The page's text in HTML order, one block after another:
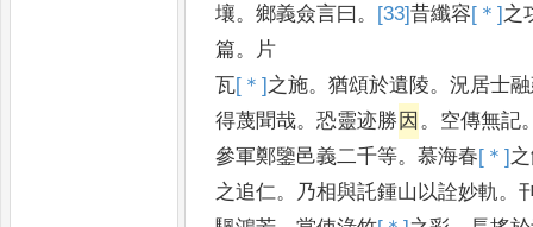
壤。鄉義僉言曰 。 [33]昔纖容[＊] 之
篇。
片
瓦[＊] 之施。猶頌於遺陵。況居士
得蔑聞哉。恐靈迹勝 因 。 空傳無記
參軍鄭鑒邑義二千等。慕海春[＊] 之
之追仁。 乃相與託鍾山以詮妙軌。